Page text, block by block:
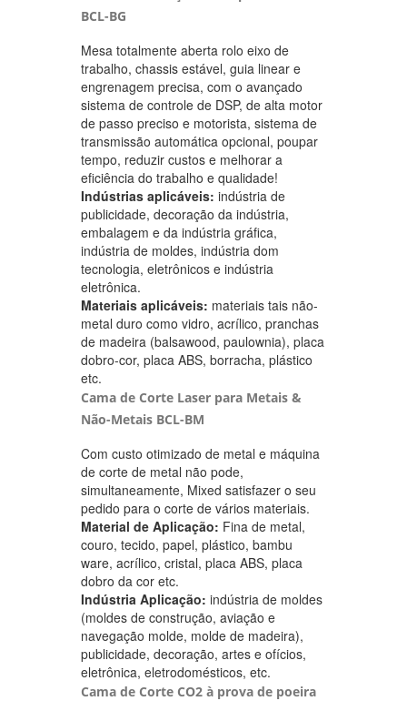
BCL-BG
Mesa totalmente aberta rolo eixo de
trabalho, chassis estável, guia linear e
engrenagem precisa, com o avançado
sistema de controle de DSP, de alta motor
de passo preciso e motorista, sistema de
transmissão automática opcional, poupar
tempo, reduzir custos e melhorar a
eficiência do trabalho e qualidade!
Indústrias aplicáveis: indústria de
publicidade, decoração da indústria,
embalagem e da indústria gráfica,
indústria de moldes, indústria dom
tecnologia, eletrônicos e indústria
eletrônica.
Materiais aplicáveis: materiais tais não-
metal duro como vidro, acrílico, pranchas
de madeira (balsawood, paulownia), placa
dobro-cor, placa ABS, borracha, plástico
etc.
Cama de Corte Laser para Metais &
Não-Metais BCL-BM
Com custo otimizado de metal e máquina
de corte de metal não pode,
simultaneamente, Mixed satisfazer o seu
pedido para o corte de vários materiais.
Material de Aplicação: Fina de metal,
couro, tecido, papel, plástico, bambu
ware, acrílico, cristal, placa ABS, placa
dobro da cor etc.
Indústria Aplicação: indústria de moldes
(moldes de construção, aviação e
navegação molde, molde de madeira),
publicidade, decoração, artes e ofícios,
eletrônica, eletrodomésticos, etc.
Cama de Corte CO2 à prova de poeira